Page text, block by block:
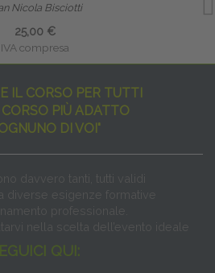
Nicola Bisciotti
25,00 €
IVA compresa
IL CORSO PER TUTTI
CORSO PIÙ ADATTO
DI VOI"
davvero tanti, tutti validi
diverse esigenze formative
professionale.
nella scelta dell’evento ideale
QUI: